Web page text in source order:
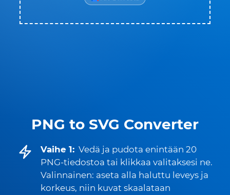
PNG to SVG Converter
Vaihe 1: Vedä ja pudota enintään 20
PNG-tiedostoa tai klikkaa valitaksesi ne.
Valinnainen: aseta alla haluttu leveys ja
korkeus, niin kuvat skaalataan